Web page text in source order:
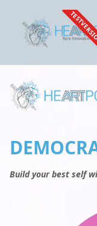
Build your best self